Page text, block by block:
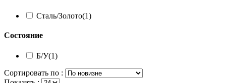
Сталь/Золото(1)
Состояние
Б/У(1)
Сортировать по :